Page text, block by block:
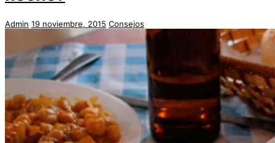
Admin 19 noviembre, 2015 Consejos